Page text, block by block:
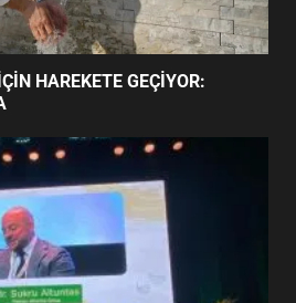
TÜRK BAHARATI
TEMSİL ETTİ?
KRİTİK ATAMA:
NE
HAREKETE GEÇİYOR: